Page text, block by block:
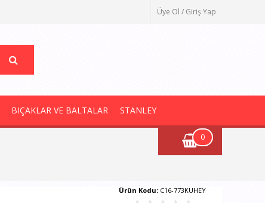
Üye Ol / Giriş Yap
BIÇAKLAR VE BALTALAR STANLEY
0
Ürün Kodu: C16-773KUHEY